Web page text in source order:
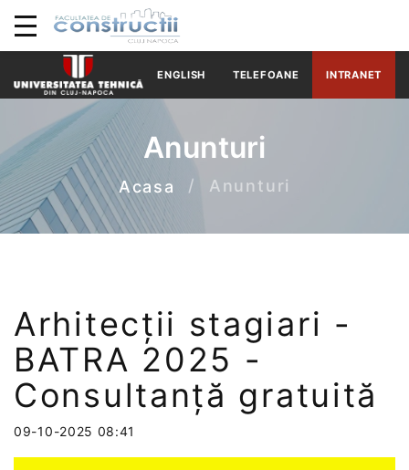
ENGLISH TELEFOANE INTRANET
Anunturi
Acasa Anunturi
Arhitecții stagiari -
BATRA 2025 -
Consultanță gratuită
09-10-2025 08:41